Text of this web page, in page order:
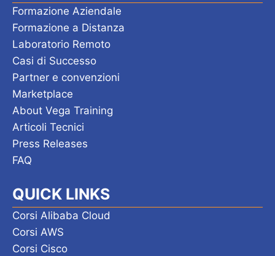
Formazione Aziendale
Formazione a Distanza
Laboratorio Remoto
Casi di Successo
Partner e convenzioni
Marketplace
About Vega Training
Articoli Tecnici
Press Releases
FAQ
QUICK LINKS
Corsi Alibaba Cloud
Corsi AWS
Corsi Cisco